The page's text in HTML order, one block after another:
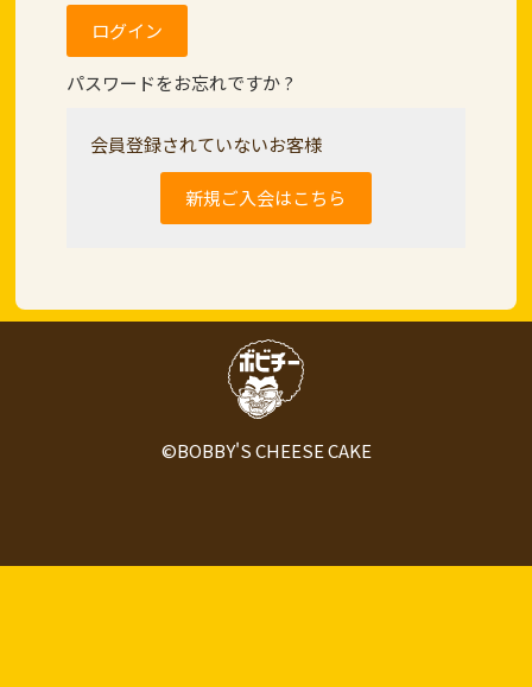
パスワードをお忘れですか ?
会員登録されていないお客様
新規ご入会はこちら
©BOBBY'S CHEESE CAKE